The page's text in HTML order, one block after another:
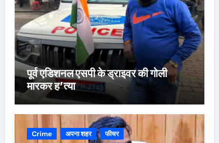
पूर्व एडिशनल एसपी के ड्राइवर की गोली
मारकर ह’त्या
Crime अपना शहर फीचर